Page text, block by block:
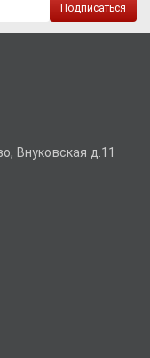
Подписаться
Внуковская д.11